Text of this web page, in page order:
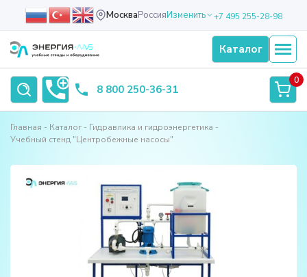
МоскваРоссияИзменить +7 495 255-28-98
Каталог
8 800 250-36-31
0
Главная Каталог
Гидравлика и гидроэнергетика
Учебный стенд "Центробежные насосы"